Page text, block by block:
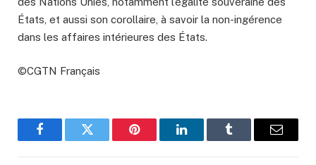
États, et aussi son corollaire, à savoir la non-ingérence
dans les affaires intérieures des États.
©CGTN Français
FacebookTwitter Pinterest LinkedInTumblr Email